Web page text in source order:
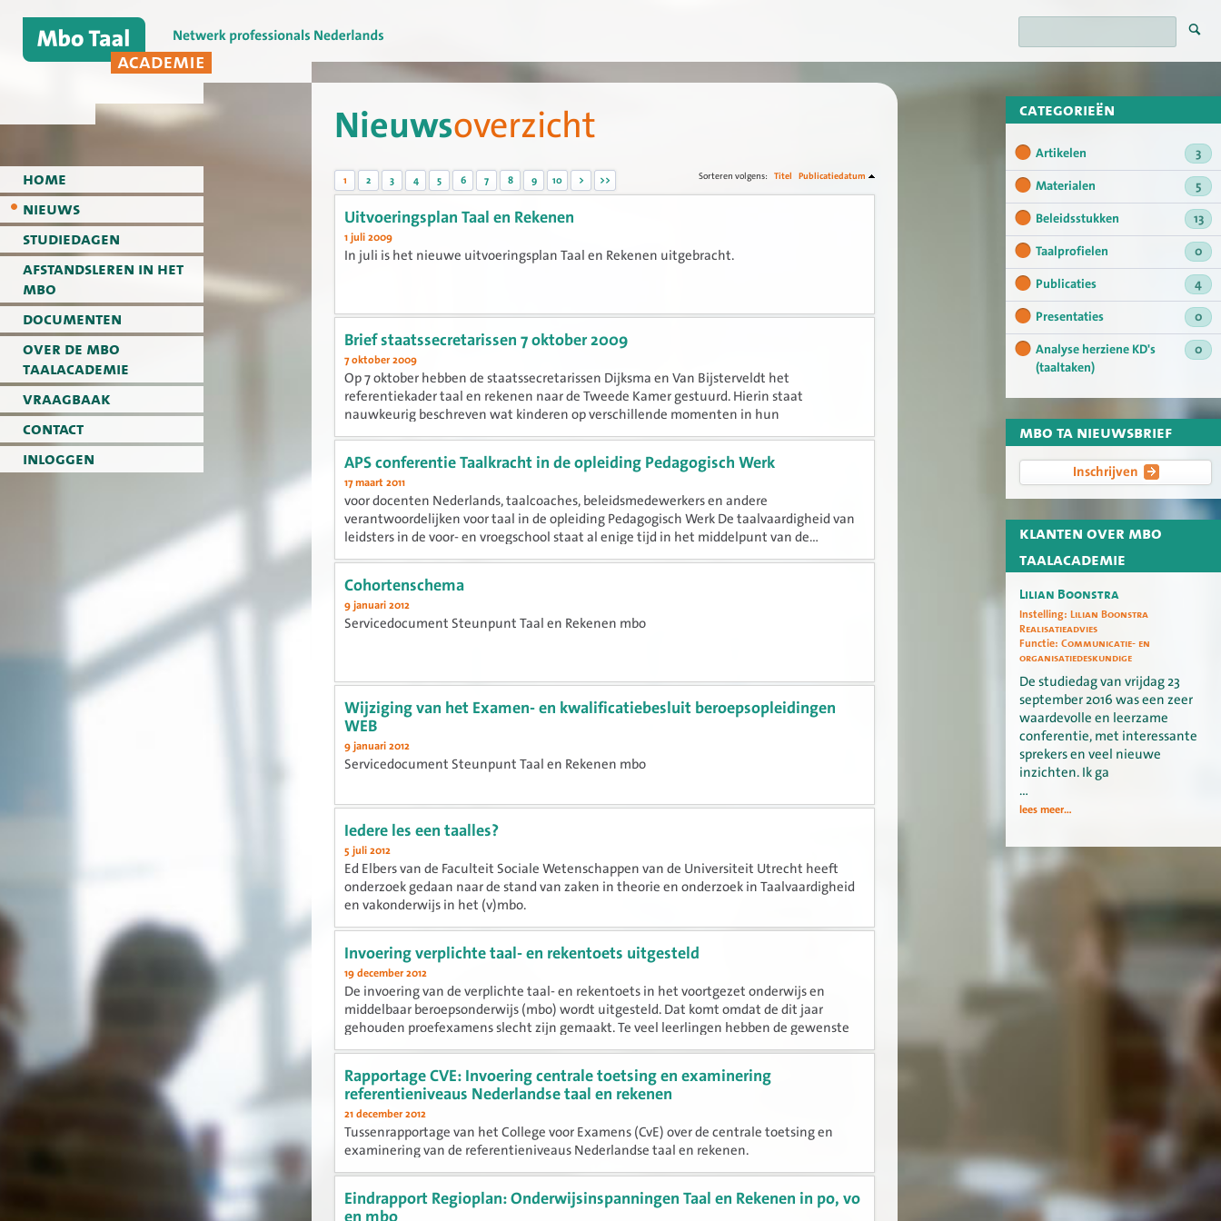
home
nieuws
studiedagen
afstandsleren in het
mbo
documenten
over de mbo
taalacademie
vraagbaak
contact
inloggen
categorieën
Artikelen
3
Materialen
5
Beleidsstukken
13
Taalprofielen
0
Publicaties
4
Presentaties
0
Analyse herziene KD's
(taaltaken)
0
mbo ta nieuwsbrief
Inschrijven
klanten over mbo
taalacademie
Lilian Boonstra
Instelling: Lilian Boonstra
Realisatieadvies
Functie: Communicatie- en
organisatiedeskundige
De studiedag van vrijdag 23
september 2016 was een zeer
waardevolle en leerzame
conferentie, met interessante
sprekers en veel nieuwe
inzichten. Ik ga
…
lees meer...
Nieuwsoverzicht
1 2 3 4 5 6 7 8 9 10 > >> Sorteren volgens: Titel Publicatiedatum
Uitvoeringsplan Taal en Rekenen
1 juli 2009
In juli is het nieuwe uitvoeringsplan Taal en Rekenen uitgebracht.
Brief staatssecretarissen 7 oktober 2009
7 oktober 2009
Op 7 oktober hebben de staatssecretarissen Dijksma en Van Bijsterveldt het
referentiekader taal en rekenen naar de Tweede Kamer gestuurd. Hierin staat
nauwkeurig beschreven wat kinderen op verschillende momenten in hun
schoolcarriere moeten kennen...
APS conferentie Taalkracht in de opleiding Pedagogisch Werk
17 maart 2011
voor docenten Nederlands, taalcoaches, beleidsmedewerkers en andere
verantwoordelijken voor taal in de opleiding Pedagogisch Werk De taalvaardigheid van
leidsters in de voor- en vroegschool staat al enige tijd in het middelpunt van de...
Cohortenschema
9 januari 2012
Servicedocument Steunpunt Taal en Rekenen mbo
Wijziging van het Examen- en kwalificatiebesluit beroepsopleidingen
WEB
9 januari 2012
Servicedocument Steunpunt Taal en Rekenen mbo
Iedere les een taalles?
5 juli 2012
Ed Elbers van de Faculteit Sociale Wetenschappen van de Universiteit Utrecht heeft
onderzoek gedaan naar de stand van zaken in theorie en onderzoek in Taalvaardigheid
en vakonderwijs in het (v)mbo.
Invoering verplichte taal- en rekentoets uitgesteld
19 december 2012
De invoering van de verplichte taal- en rekentoets in het voortgezet onderwijs en
middelbaar beroepsonderwijs (mbo) wordt uitgesteld. Dat komt omdat de dit jaar
gehouden proefexamens slecht zijn gemaakt. Te veel leerlingen hebben de gewenste
niveaus...
Rapportage CVE: Invoering centrale toetsing en examinering
referentieniveaus Nederlandse taal en rekenen
21 december 2012
Tussenrapportage van het College voor Examens (CvE) over de centrale toetsing en
examinering van de referentieniveaus Nederlandse taal en rekenen.
Eindrapport Regioplan: Onderwijsinspanningen Taal en Rekenen in po, vo